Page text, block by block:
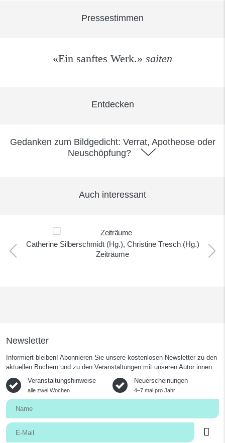
Pressestimmen
«Ein sanftes Werk.» saiten
Entdecken
Gedanken zum Bildgedicht: Verrat, Apotheose oder
Neuschöpfung?
Auch interessant
Catherine Silberschmidt (Hg.), Christine Tresch (Hg.)
Zeiträume
Newsletter
Informiert bleiben! Abonnieren Sie unsere kostenlosen Newsletter zu den
aktuellen Büchern und zu den Veranstaltungen mit unseren Autor:innen.
Veranstaltungshinweise
alle zwei Wochen
Neuerscheinungen
4–7 mal pro Jahr